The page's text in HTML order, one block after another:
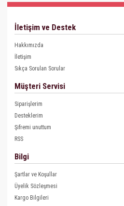
İletişim ve Destek
Hakkımızda
İletişim
Sıkça Sorulan Sorular
Müşteri Servisi
Siparişlerim
Desteklerim
Şifremi unuttum
RSS
Bilgi
Şartlar ve Koşullar
Üyelik Sözleşmesi
Kargo Bilgileri